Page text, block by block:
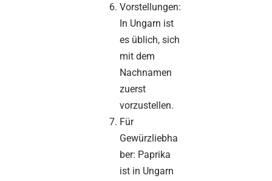
Vorstellungen:
In Ungarn ist
es üblich, sich
mit dem
Nachnamen
zuerst
vorzustellen.
Für
Gewürzliebha
ber: Paprika
ist in Ungarn